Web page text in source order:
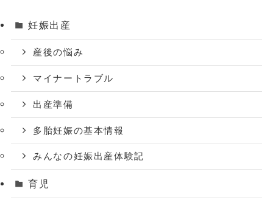
妊娠出産
産後の悩み
マイナートラブル
出産準備
多胎妊娠の基本情報
みんなの妊娠出産体験記
育児